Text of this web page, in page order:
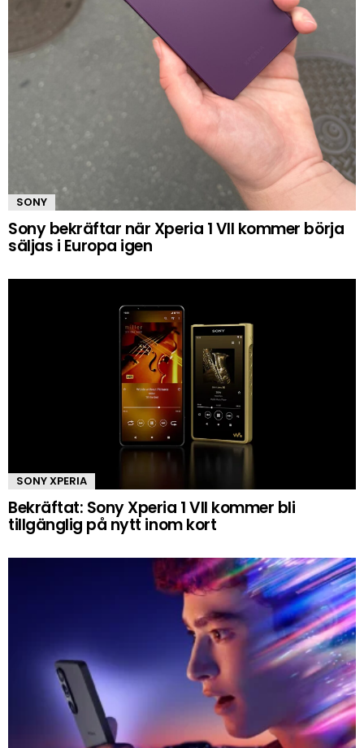
SONY
Sony bekräftar när Xperia 1 VII kommer börja
säljas i Europa igen
SONY XPERIA
Bekräftat: Sony Xperia 1 VII kommer bli
tillgänglig på nytt inom kort